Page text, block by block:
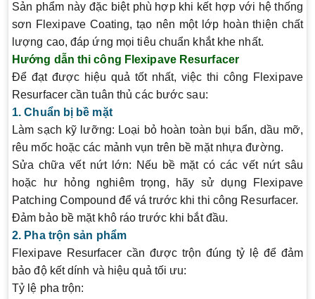
Sản phẩm này đặc biệt phù hợp khi kết hợp với hệ thống
sơn Flexipave Coating, tạo nên một lớp hoàn thiện chất
lượng cao, đáp ứng mọi tiêu chuẩn khắt khe nhất.
Hướng dẫn thi công Flexipave Resurfacer
Để đạt được hiệu quả tốt nhất, việc thi công Flexipave
Resurfacer cần tuân thủ các bước sau:
1. Chuẩn bị bề mặt
Làm sạch kỹ lưỡng: Loại bỏ hoàn toàn bụi bẩn, dầu mỡ,
rêu mốc hoặc các mảnh vụn trên bề mặt nhựa đường.
Sửa chữa vết nứt lớn: Nếu bề mặt có các vết nứt sâu
hoặc hư hỏng nghiêm trọng, hãy sử dụng Flexipave
Patching Compound để vá trước khi thi công Resurfacer.
Đảm bảo bề mặt khô ráo trước khi bắt đầu.
2. Pha trộn sản phẩm
Flexipave Resurfacer cần được trộn đúng tỷ lệ để đảm
bảo độ kết dính và hiệu quả tối ưu:
Tỷ lệ pha trộn: